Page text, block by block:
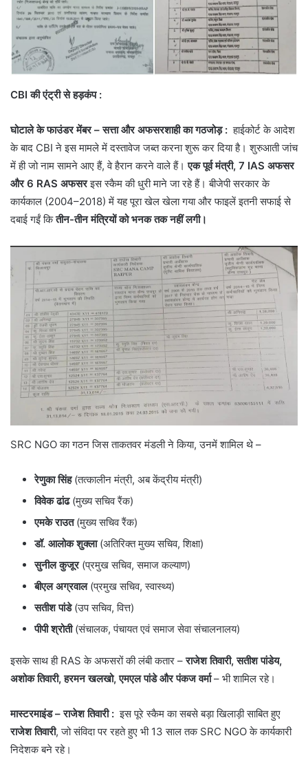
CBI की एंट्री से हड़कंप :
घोटाले के फाउंडर मेंबर – सत्ता और अफसरशाही का गठजोड़ : हाईकोर्ट के आदेश
के बाद CBI ने इस मामले में दस्तावेज जब्त करना शुरू कर दिया है। शुरुआती जांच
में ही जो नाम सामने आए हैं, वे हैरान करने वाले हैं।एक पूर्व मंत्री, 7 IAS अफसर
और 6 RAS अफसरइस स्कैम की धुरी माने जा रहे हैं। बीजेपी सरकार के
कार्यकाल (2004–2018) में यह पूरा खेल खेला गया और फाइलें इतनी सफाई से
दबाई गईं कितीन-तीन मंत्रियों को भनक तक नहीं लगी।
SRC NGO का गठन जिस ताकतवर मंडली ने किया, उनमें शामिल थे –
रेणुका सिंह(तत्कालीन मंत्री, अब केंद्रीय मंत्री)
विवेक ढांढ(मुख्य सचिव रैंक)
एमके राउत(मुख्य सचिव रैंक)
डॉ. आलोक शुक्ला(अतिरिक्त मुख्य सचिव, शिक्षा)
सुनील कुजूर(प्रमुख सचिव, समाज कल्याण)
बीएल अग्रवाल(प्रमुख सचिव, स्वास्थ्य)
सतीश पांडे(उप सचिव, वित्त)
पीपी श्रोती(संचालक, पंचायत एवं समाज सेवा संचालनालय)
इसके साथ ही RAS के अफसरों की लंबी कतार –राजेश तिवारी, सतीश पांडेय,
अशोक तिवारी, हरमन खलखो, एमएल पांडे और पंकज वर्मा– भी शामिल रहे।
मास्टरमाइंड – राजेश तिवारी : इस पूरे स्कैम का सबसे बड़ा खिलाड़ी साबित हुए
राजेश तिवारी, जो संविदा पर रहते हुए भी 13 साल तक SRC NGO के कार्यकारी
निदेशक बने रहे।